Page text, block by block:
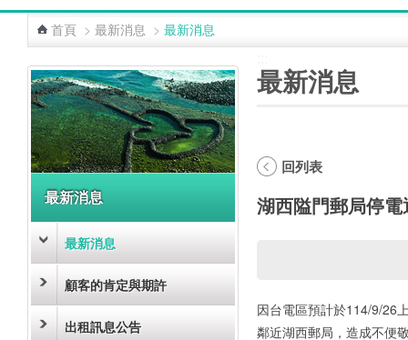
首頁 > 最新消息 > 最新消息
最新消息
最新消息
顧客的肯定與期許
出租訊息公告
最新消息
回列表
湖西隘門郵局停電
因台電區預計於114/9/26
鄰近湖西郵局，造成不便